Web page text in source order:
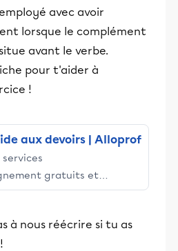
avec avoir
lorsque le complément
avant le verbe.
pour t'aider à
!
aux devoirs | Alloprof
services
gratuits et
engage les élèves
à nous réécrire si tu as